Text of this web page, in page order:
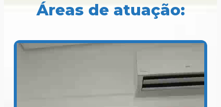
Áreas de atuação: